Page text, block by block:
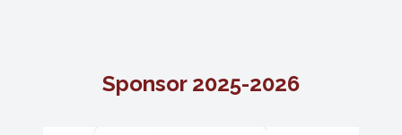
Sponsor 2025-2026